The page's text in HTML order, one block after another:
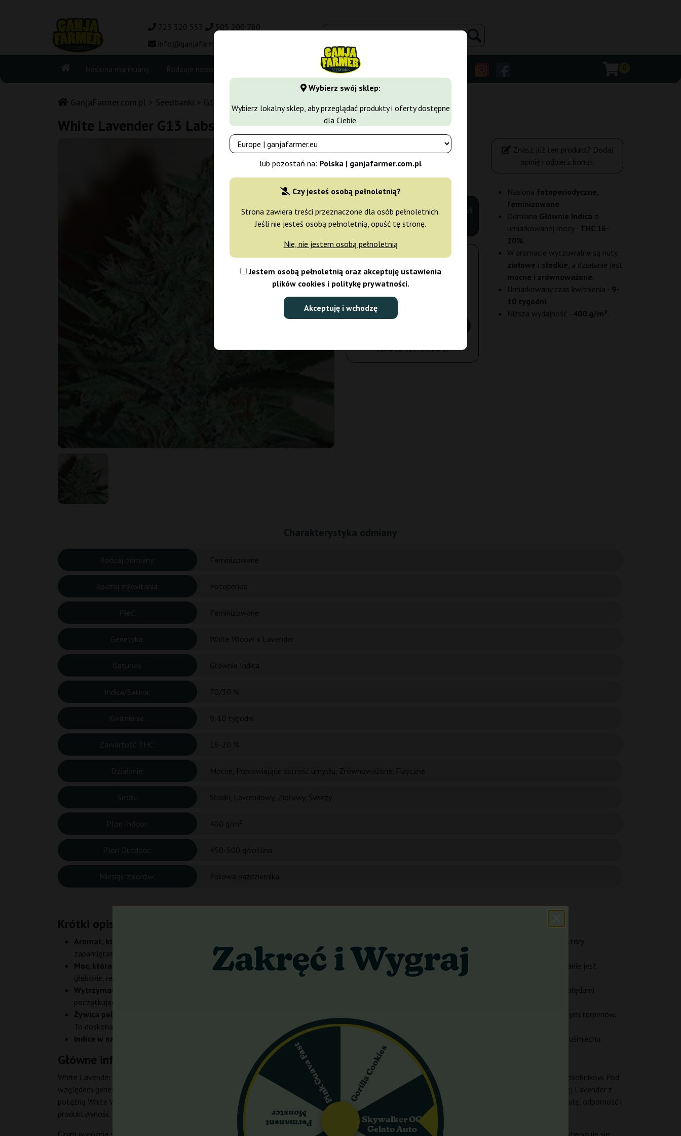
Wybierz swój sklep:
Wybierz lokalny sklep, aby przeglądać produkty i oferty dostępne
dla Ciebie.
lub pozostań na: Polska | ganjafarmer.com.pl
Czy jesteś osobą pełnoletnią?
Strona zawiera treści przeznaczone dla osób pełnoletnich.
Jeśli nie jesteś osobą pełnoletnią, opuść tę stronę.
Nie, nie jestem osobą pełnoletnią
Jestem osobą pełnoletnią oraz akceptuję ustawienia
plików cookies i politykę prywatności.
Akceptuję i wchodzę
723 320 553
505 200 780
info@ganjafarmer.com.pl
Nasiona marihuany Rodzaje nasion Odmiany marihuany
GanjaFarmer.com.pl Seedbanki G13 Labs
White Lavender G13 Labs
G13 Labs
5 nasion
Wysyłka 3-7 dni
181,00 zł
5 nasion
181,00 zł
Ilość opakowań:
Cena za szt:36,20 zł
Znasz już ten produkt? Dodaj
opinię i odbierz bonus.
Nasiona fotoperiodyczne,
feminizowane
Odmiana Głównie Indica o
umiarkowanej mocy - THC 16-
20%
W aromacie wyczuwalne są nuty
ziołowe i słodkie , a działanie jest
mocne i zrównoważone
Umiarkowany czas kwitnienia - 9-
10 tygodni
Niższa wydajność - 400 g/m²
Charakterystyka odmiany
Rodzaj odmiany:
Rodzaj zakwitania:
Płeć:
Genetyka:
Gatunek:
Indica/Sativa:
Kwitnienie:
Zawartość THC:
Działanie:
Smak:
Plon Indoor:
Plon Outdoor:
Miesiąc zbiorów:
Krótki opis
Aromat, który hipnotyzuje zmysły.
Lawendowe nuty przeplatają się ze słodkimi akcentami cytrusów i dzikich jagód – to silny i pikantny zapach, który
zapamiętasz na długo i który sprawi, że każda sesja stanie się wyjątkowym rytuałem.
Moc, która koi ciało i umysł.
Dzięki zawartości THC sięgającej 20% White Lavender oferuje intensywne odprężenie, idealne po ciężkim dniu. Działanie jest
głębokie, relaksujące, ale nie przytłaczające – to mieszanka, która otula jak delikatny koc.
Wytrzymałość, która zachwyci każdego growera.
Odmiana stworzona z myślą o maksymalnej odporności – doskonale radzi sobie z typowymi błędami
początkujących, a jej genetyczna stabilność sprawia, że nawet w wymagających warunkach rośnie silna i zdrowa.
Żywica pełna terpenów – idealna do ekstrakcji.
Pąki White Lavender pokryte są gęstą warstwą kryształków, które kipią od owocowo-kwiatowych terpenów.
To doskonały wybór, jeśli planujesz przygotować własne koncentraty, haszysz czy olejki.
Indica w najlepszym wydaniu.
Ciężkie, fizyczne odprężenie połączone z czystym, euforycznym humorem – to przepis na wieczór pełen spokoju i uśmiechu.
Główne informacje o G13 Labs White Lavender
White Lavender od G13 Labs to feminizowane nasiona, które z ogromną pewnością dają żeńskie rośliny – nie musisz martwić się o eliminację męskich osobników. Pod
względem genetycznym jest to indica-dominant hybrid z przewagą genów indica (około 70% indica i 30% sativa), powstała ze skrzyżowania legendarnej Lavender z
potężną White Widow. To połączenie klasyki z nowoczesnością – rośliny dziedziczą po matce wyjątkowy smak i aromat oraz gęstość pąków, a po ojcu siłę, odporność i
produktywność. Jest to stabilny i zbalansowany gen, który sprawdza się zarówno w uprawie indoor, jak i outdoor.
Gorilla Cookies
Skywalker OG
Gelato Auto
Permanent
Monster
Pink Guava Fast